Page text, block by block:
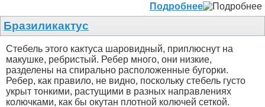
Подробнее
Бразиликактус
Стебель этого кактуса шаровидный, приплюснут на
макушке, ребристый. Ребер много, они низкие,
разделены на спирально расположенные бугорки.
Ребер, как правило, не видно, поскольку стебель густо
укрыт тонкими, растущими в разных направлениях
колючками, как бы окутан плотной колючей сеткой.